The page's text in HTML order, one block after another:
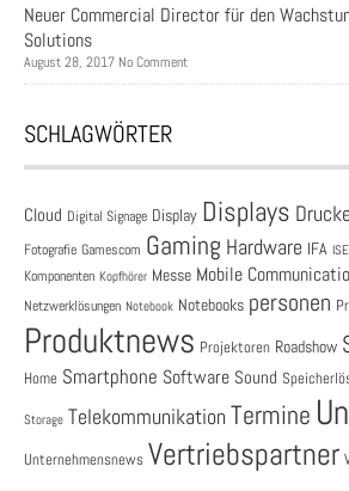
Neuer Commercial Director für den
Solutions
August 28, 2017 No Comment
SCHLAGWÖRTER
Cloud Digital Signage Display Displays
Fotografie Gamescom Gaming Hardware IFA ISE
Komponenten Kopfhörer Messe Mobile
Netzwerklösungen Notebook Notebooks personen
Produktnews Projektoren Roadshow
Home Smartphone Software Sound
Storage Telekommunikation Termine
Unternehmensnews Vertriebspartner